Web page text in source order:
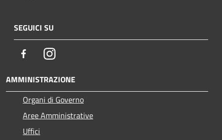
SEGUICI SU
FacebookInstagram
AMMINISTRAZIONE
Organi di Governo
Aree Amministrative
Uffici